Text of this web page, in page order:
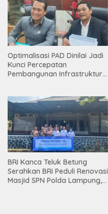
Optimalisasi PAD Dinilai Jadi
Kunci Percepatan
Pembangunan Infrastruktur
BRI Kanca Teluk Betung
Serahkan BRI Peduli Renovasi
Masjid SPN Polda Lampung,